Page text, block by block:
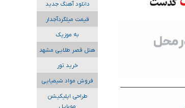
دانلود آهنگ جدید
قیمت میلگردآجدار
به موزیک
هتل قصر طلایی مشهد
خرید تور
فروش مواد شیمیایی
طراحی اپلیکیشن